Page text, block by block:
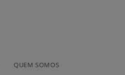
QUEM SOMOS